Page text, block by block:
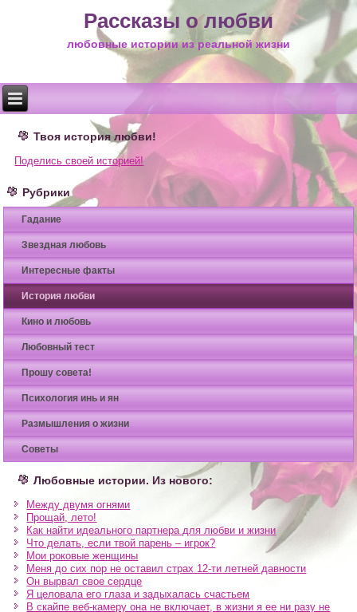
Рассказы о любви
любовные истории из реальной жизни
Твоя история любви!
Поделись своей историей!
Рубрики
Гадание
Звездная любовь
Интересные факты
История любви
Кино и любовь
Любовный тест
Прошу совета!
Психология инь и ян
Размышления о жизни
Советы
Любовные истории. Из нового:
Между двумя огнями
Прощай, лето!
Как найти идеального партнера для любви и жизни
Что делать, если твой парень – игрок?
Мои роковые женщины
Меня до сих пор не оставил страх 12-ти летней давности
Он вырвал свое сердце
Я целовала его глаза и задыхалась счастьем
В скайпе веб-камеру она не включает, в жизни я ее ни разу не